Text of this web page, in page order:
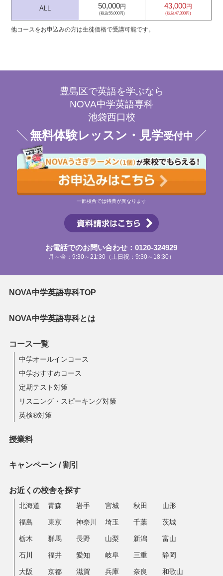
ALL 50,000円
(税込55,000円)
43,000円
(税込47,300円)
他コースをお申込みの方は生徒価格で受講可能です。
豊島区で英語を学ぶなら
NOVA中学英語専科
池袋西口校
無料体験レッスン・見学受付中
一部校舎では特典が異なります
お電話でのお問い合わせ：0120-324929
月～金：9:30～21:30（土日祝：9:30～18:30）
NOVA中学英語専科TOP
NOVA中学英語専科とは
コース一覧
中学オールインコース
中学おすすめコース
定期テスト対策
リスニング・スピーキング対策
英検®対策
授業料
キャンペーン / 割引
お近くの校舎を探す
北海道 青森 岩手 宮城 秋田 山形
福島 東京 神奈川 埼玉 千葉 茨城
栃木 群馬 長野 山梨 新潟 富山
石川 福井 愛知 岐阜 三重 静岡
大阪 京都 滋賀 兵庫 奈良 和歌山